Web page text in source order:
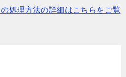
処理方法の詳細はこちらをご覧